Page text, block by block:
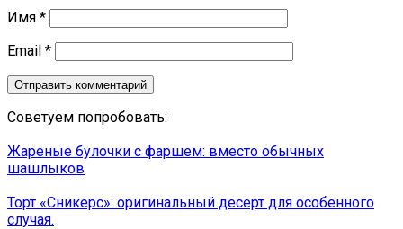
Имя *
Email *
Советуем попробовать:
Жареные булочки с фаршем: вместо обычных
шашлыков
Торт «Сникерс»: оригинальный десерт для особенного
случая.